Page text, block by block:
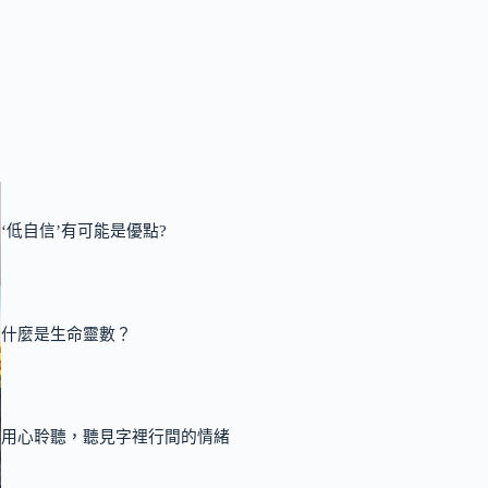
‘低自信’有可能是優點?
什麼是生命靈數？
用心聆聽，聽見字裡行間的情緒